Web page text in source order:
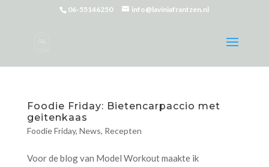
06-55146250 info@laviniafrantzen.nl
Foodie Friday: Bietencarpaccio met
geitenkaas
Foodie Friday, News, Recepten
Voor de blog van Model Workout maakte ik